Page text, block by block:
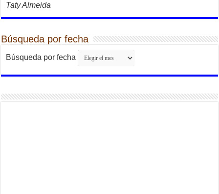
Taty Almeida
Búsqueda por fecha
Búsqueda por fecha